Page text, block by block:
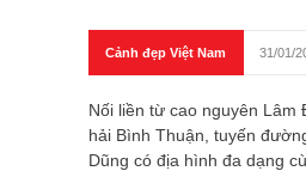
Cảnh đẹp Việt Nam 31/01/
Nối liền từ cao nguyên Lâm
hải Bình Thuận, tuyến
Dũng có địa hình đa dạng